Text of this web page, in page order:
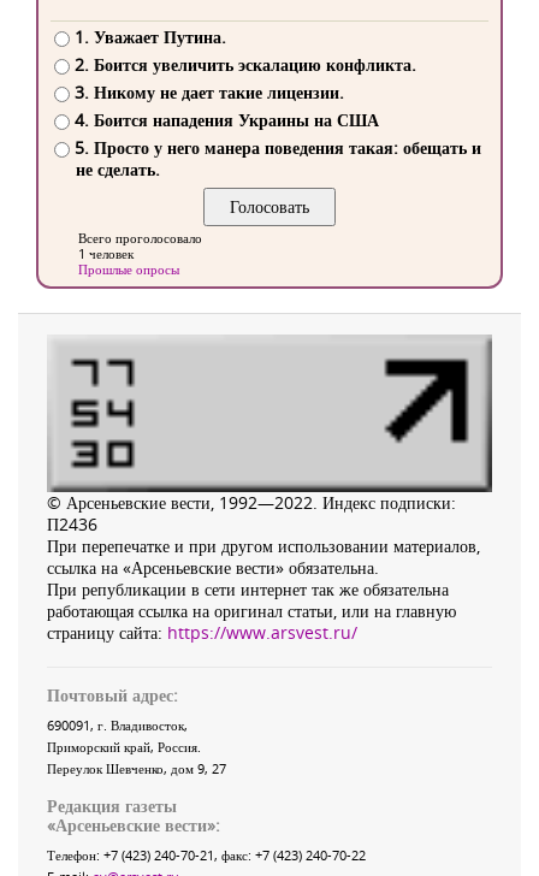
1. Уважает Путина.
2. Боится увеличить эскалацию конфликта.
3. Никому не дает такие лицензии.
4. Боится нападения Украины на США
5. Просто у него манера поведения такая: обещать и
не сделать.
Всего проголосовало
1 человек
Прошлые опросы
© Арсеньевские вести, 1992—2022. Индекс подписки:
П2436
При перепечатке и при другом использовании материалов,
ссылка на «Арсеньевские вести» обязательна.
При републикации в сети интернет так же обязательна
работающая ссылка на оригинал статьи, или на главную
страницу сайта: https://www.arsvest.ru/
Почтовый адрес:
690091, г. Владивосток,
Приморский край, Россия
Переулок Шевченко, дом 9, 27
Редакция газеты
«Арсеньевские вести»:
Телефон: +7 (423) 240-70-21, факс: +7 (423) 240-70-22